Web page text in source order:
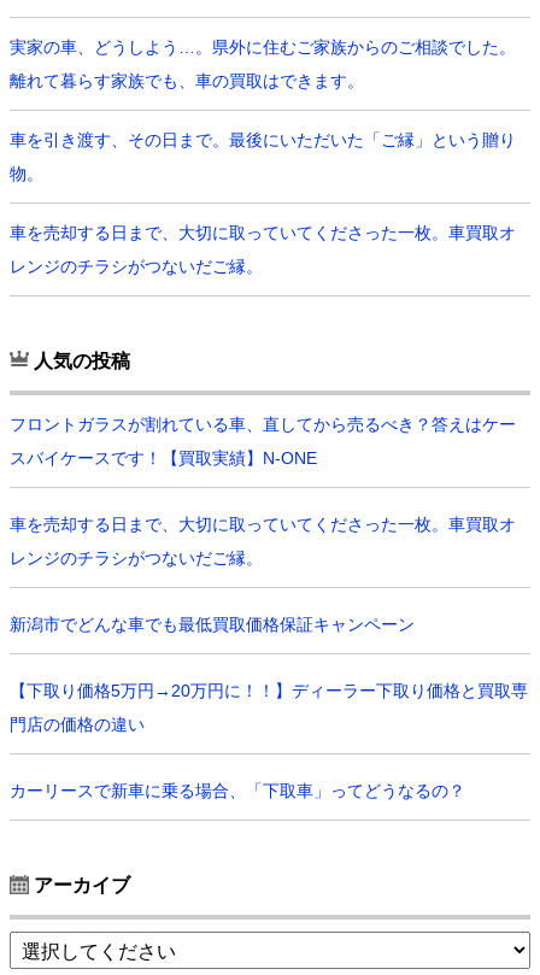
実家の車、どうしよう…。県外に住むご家族からのご相談でした。
離れて暮らす家族でも、車の買取はできます。
車を引き渡す、その日まで。最後にいただいた「ご縁」という贈り
物。
車を売却する日まで、大切に取っていてくださった一枚。車買取オ
レンジのチラシがつないだご縁。
人気の投稿
フロントガラスが割れている車、直してから売るべき？答えはケー
スバイケースです！【買取実績】N-ONE
車を売却する日まで、大切に取っていてくださった一枚。車買取オ
レンジのチラシがつないだご縁。
新潟市でどんな車でも最低買取価格保証キャンペーン
【下取り価格5万円→20万円に！！】ディーラー下取り価格と買取専
門店の価格の違い
カーリースで新車に乗る場合、「下取車」ってどうなるの？
アーカイブ